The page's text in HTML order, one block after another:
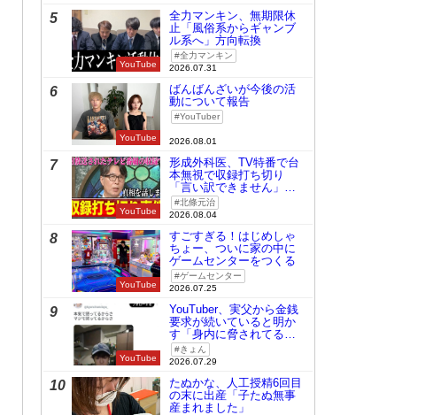
5
YouTube
全力マンキン、無期限休
止「風俗系からギャンブ
ル系へ」方向転換
全力マンキン
2026.07.31
6
YouTube
ばんばんざいが今後の活
動について報告
YouTuber
2026.08.01
7
YouTube
形成外科医、TV特番で台
本無視で収録打ち切り
「言い訳できません」と
謝罪北條元治
2026.08.04
8
YouTube
すごすぎる！はじめしゃ
ちょー、ついに家の中に
ゲームセンターをつくる
ゲームセンター
2026.07.25
9
YouTube
YouTuber、実父から金銭
要求が続いていると明か
す「身内に脅されてる
の」きょん
2026.07.29
10
たぬかな、人工授精6回目
の末に出産「子たぬ無事
産まれました」